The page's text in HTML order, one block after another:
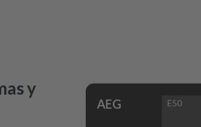
y
AEG E50